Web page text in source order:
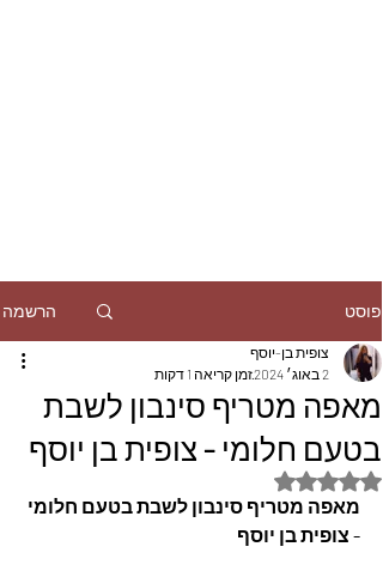
פוסט הרשמה
מאפה מטריף סינבון לשבת
בטעם חלומי - צופית בן יוסף
צופית בן-יוסף
2 באוג׳ 2024
זמן קריאה 1 דקות
דירוג של NaN מתוך 5 כוכבים
מאפה מטריף סינבון לשבת בטעם חלומי
- צופית בן יוסף